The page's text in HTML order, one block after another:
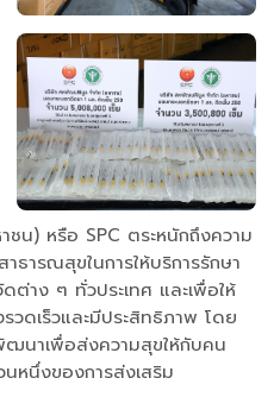
) หรือ SPC ตระหนักถึงความ
ธารณสุขในการให้บริการรักษา
ต่าง ๆ ทั่วประเทศ และเพื่อให้
รวดเร็วและมีประสิทธิภาพ โดย
าเพื่อส่งความสุขให้กับคน
นหนึ่งของการส่งเสริม